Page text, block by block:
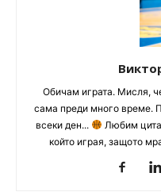
Обичам играта. Мисля,
сама преди много време.
всеки ден...
Любим
който играя, защото